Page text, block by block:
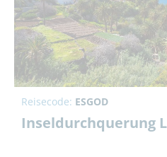
Reisecode: ESGOD
Inseldurchquerung